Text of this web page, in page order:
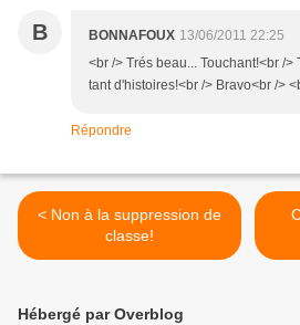
B BONNAFOUX 13/06/2011 22:25
<br /> Trés beau... Touchant!<br /
tant d'histoires!<br /> Bravo<br />
Répondre
< Non à la suppression de
classe!
Hébergé par Overblog